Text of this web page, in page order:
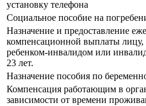
установку телефона
Социальное пособие на
Назначение и предоставление
компенсационной выплаты лицу,
ребенком-инвалидом или
23 лет.
Назначение пособия по
Компенсация работающим в
зависимости от времени